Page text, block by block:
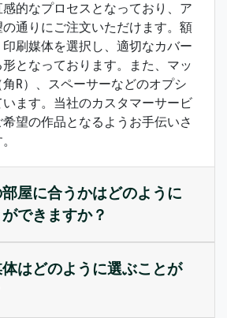
的なプロセスとなっており、ア
通りにご注文いただけます。額
刷媒体を選択し、適切なカバー
となっております。また、マッ
角R）、スペーサーなどのオプシ
います。当社のカスタマーサービ
望の作品となるようお手伝いさ
屋に合うかはどのように
できますか？
はどのように選ぶことが